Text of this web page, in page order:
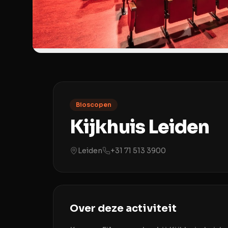
Bioscopen
Kijkhuis Leiden
Leiden +31 71 513 3900
Over deze activiteit